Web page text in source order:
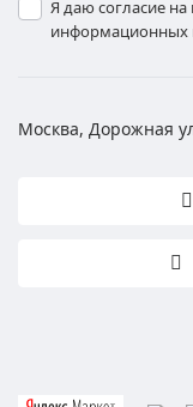
Я даю согласие
информационных
Москва, Дорожная